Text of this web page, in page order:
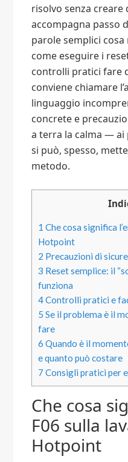
risolvo senza creare
accompagna passo
parole semplici
come eseguire i
controlli pratici fare
conviene chiamare
linguaggio
concrete e
a terra la calma — ai
si può, spesso,
metodo.
1 Che cosa significa
Hotpoint
2 Precauzioni di
3 Reset semplice: il
funziona
4Controlli pratici e
5 Se il problema è il
fare
6 Quando è il
e quanto può costare
7 Consigli pratici per
Che cosa
F06 sulla
Hotpoint